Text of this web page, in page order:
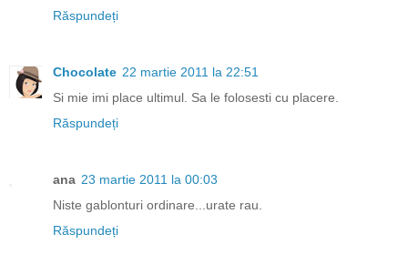
Răspundeți
Chocolate 22 martie 2011 la 22:51
Si mie imi place ultimul. Sa le folosesti cu placere.
Răspundeți
ana 23 martie 2011 la 00:03
Niste gablonturi ordinare...urate rau.
Răspundeți